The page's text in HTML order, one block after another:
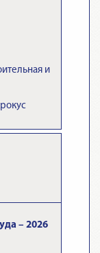
и
– 2026